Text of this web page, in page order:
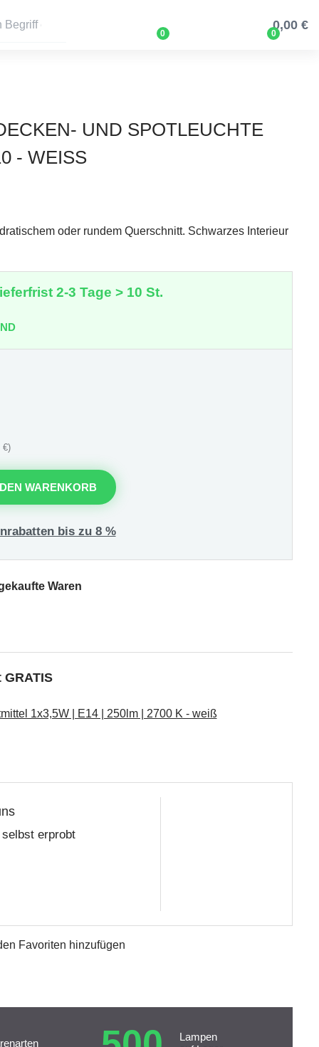
0 0
0,00 €
UND SPOTLEUCHTE
- WEISS
oder rundem Querschnitt. Schwarzes Interieur
2-3 Tage > 10 St.
€)
WARENKORB
bis zu 8 %
Waren
1x3,5W | E14 | 250lm | 2700 K - weiß
erprobt
Favoriten hinzufügen
Lampen